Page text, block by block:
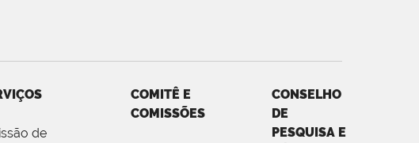
de
COMITÊ E
COMISSÕES
CONSELHO
DE
PESQUISA E